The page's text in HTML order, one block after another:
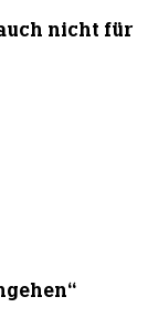
nicht für